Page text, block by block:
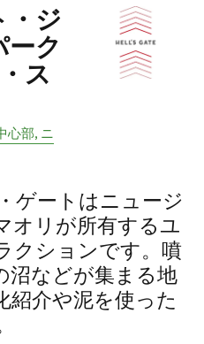
・ジ
ーク
ス
心部, ニ
ゲートはニュージ
オリが所有するユ
クションです。噴
沼などが集まる地
紹介や泥を使った